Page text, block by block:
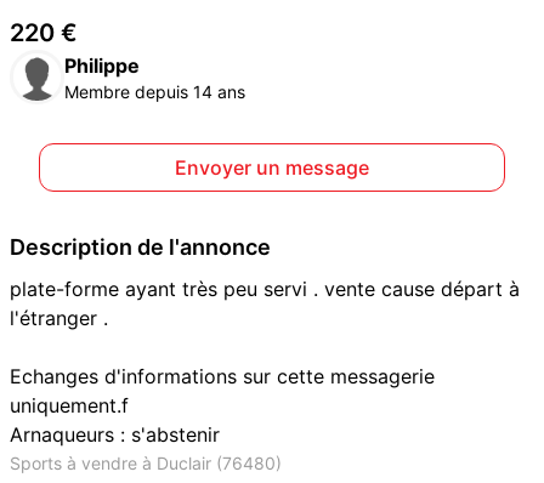
220 €
Philippe
Membre depuis 14 ans
Envoyer un message
Description de l'annonce
plate-forme ayant très peu servi . vente cause départ à
l'étranger .
Echanges d'informations sur cette messagerie
uniquement.f
Arnaqueurs : s'abstenir
Sports à vendre à Duclair (76480)